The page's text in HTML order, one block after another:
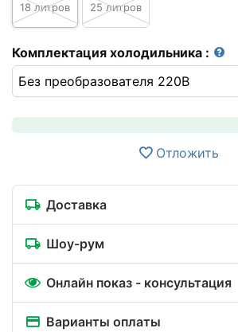
18 литров 25 литров
Комплектация холодильника :
Отложить
Доставка
Шоу-рум
Онлайн показ - консультация
Варианты оплаты